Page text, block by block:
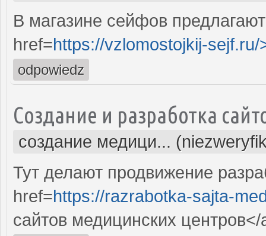
В магазине сейфов
href=https://vzlomostojkij-sejf.ru/
odpowiedz
Создание и разработка
создание медици...
Тут делают продвижение
href=https://razrabotka-sajta-
сайтов медицинских центров</